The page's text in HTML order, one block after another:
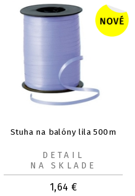
Stuha na balóny lila 500m
1,64 €
DETAIL
NA SKLADE